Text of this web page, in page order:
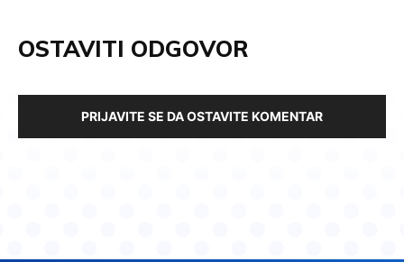
OSTAVITI ODGOVOR
PRIJAVITE SE DA OSTAVITE KOMENTAR